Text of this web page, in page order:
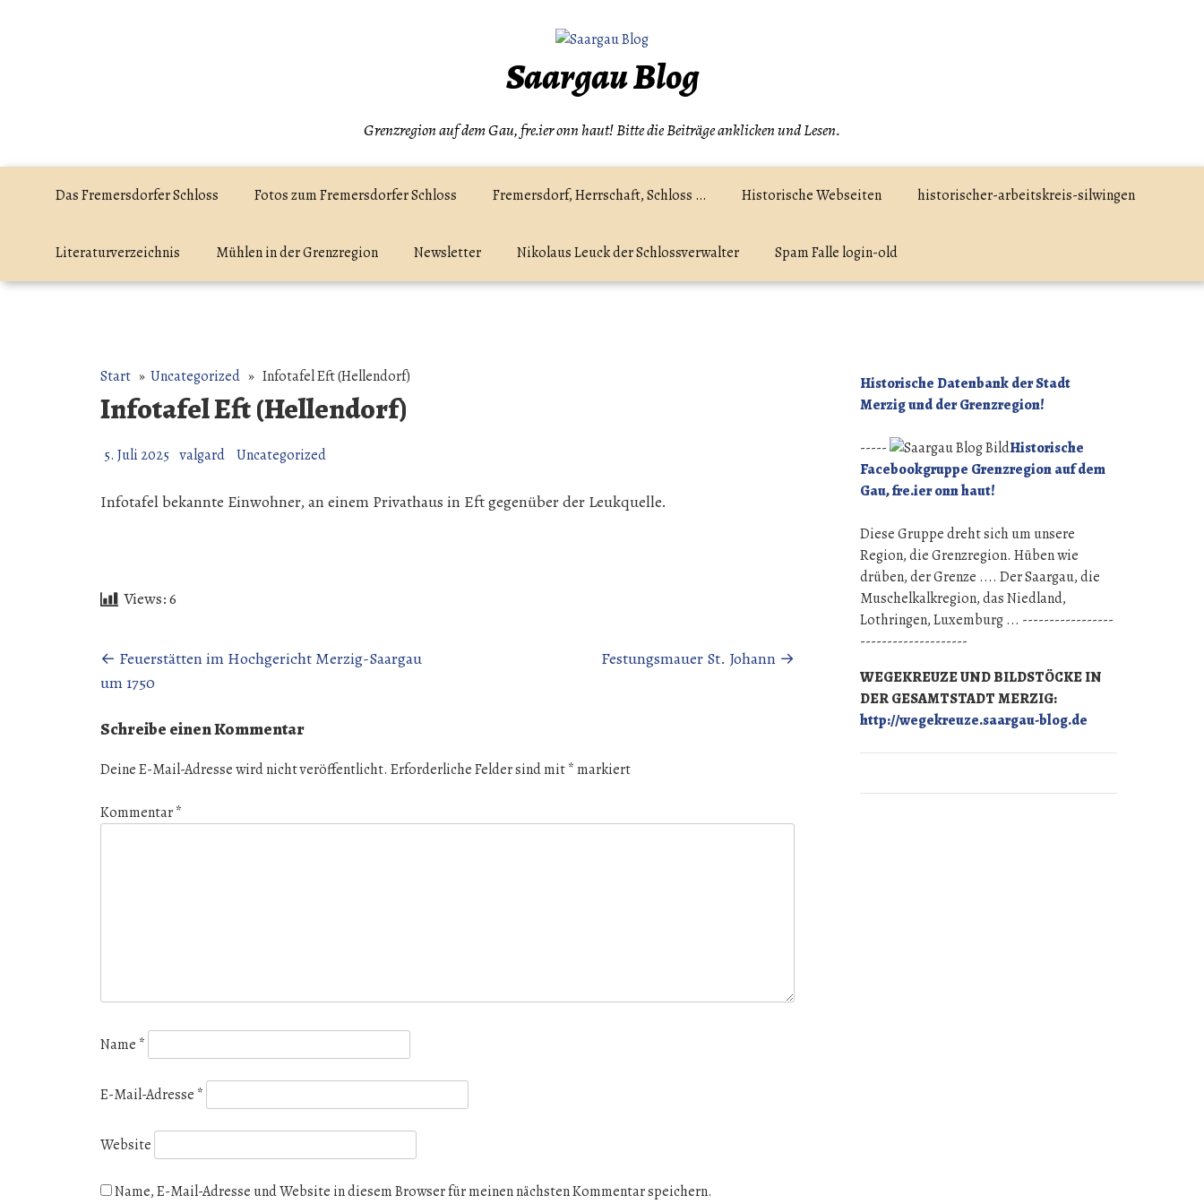
Saargau Blog
Grenzregion auf dem Gau, fre.ier onn haut! Bitte die Beiträge anklicken und Lesen.
Das Fremersdorfer Schloss Fotos zum Fremersdorfer Schloss Fremersdorf, Herrschaft, Schloss … Historische Webseiten historischer-arbeitskreis-silwingen
Literaturverzeichnis Mühlen in der Grenzregion Newsletter Nikolaus Leuck der Schlossverwalter Spam Falle login-old
Start » Uncategorized » Infotafel Eft (Hellendorf)
Infotafel Eft (Hellendorf)
5. Juli 2025 valgard Uncategorized
Infotafel bekannte Einwohner, an einem Privathaus in Eft gegenüber der Leukquelle.
Views:6
Beitragsnavigation
← Feuerstätten im Hochgericht Merzig-Saargau
um 1750
Festungsmauer St. Johann →
Schreibe einen Kommentar
Deine E-Mail-Adresse wird nicht veröffentlicht. Erforderliche Felder sind mit* markiert
Kommentar*
Name *
E-Mail-Adresse *
Website
Name, E-Mail-Adresse und Website in diesem Browser für meinen nächsten Kommentar speichern.
Historische Datenbank der Stadt
Merzig und der Grenzregion!
-----
Historische
Facebookgruppe Grenzregion auf dem
Gau, fre.ier onn haut!
Diese Gruppe dreht sich um unsere
Region, die Grenzregion. Hüben wie
drüben, der Grenze .... Der Saargau, die
Muschelkalkregion, das Niedland,
Lothringen, Luxemburg ... -----------------
--------------------
WEGEKREUZE UND BILDSTÖCKE IN
DER GESAMTSTADT MERZIG:
http://wegekreuze.saargau-blog.de